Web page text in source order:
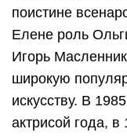
поистине
Елене роль
Игорь
широкую
искусству. В
актрисой года,